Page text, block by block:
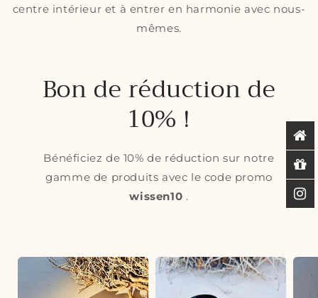
centre intérieur et à entrer en harmonie avec nous-
mêmes.
Bon de réduction de
10% !
Bénéficiez de 10% de réduction sur notre
gamme de produits avec le code promo
wissen10 .